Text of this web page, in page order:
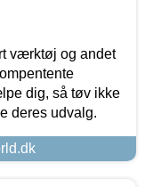
værktøj og andet
dig, så tøv ikke
deres udvalg.